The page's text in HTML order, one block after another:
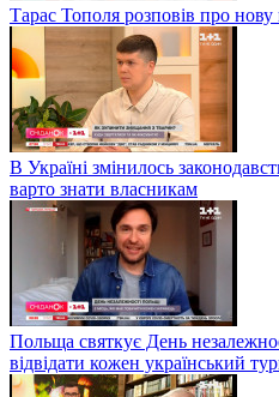
Тарас Тополя розповів про
В Україні змінилось
варто знати власникам
Польща святкує День
відвідати кожен український